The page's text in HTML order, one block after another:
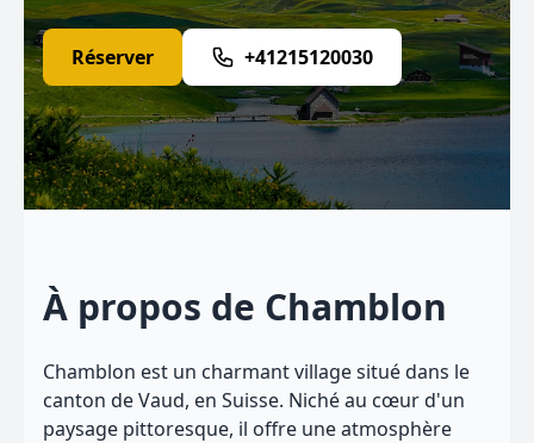
Réserver +41215120030
À propos de Chamblon
Chamblon est un charmant village situé dans le
canton de Vaud, en Suisse. Niché au cœur d'un
paysage pittoresque, il offre une atmosphère